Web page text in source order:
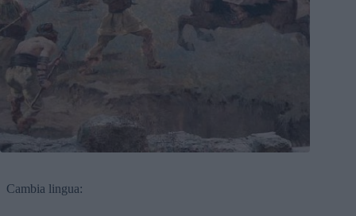
Cambia lingua: